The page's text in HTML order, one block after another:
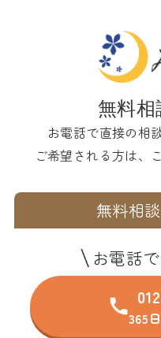
無料相
お電話で直接の相
ご希望される方は、
無料相
お電話
365